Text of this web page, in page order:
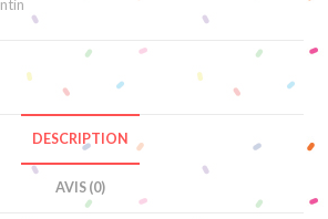
DESCRIPTION
AVIS (0)